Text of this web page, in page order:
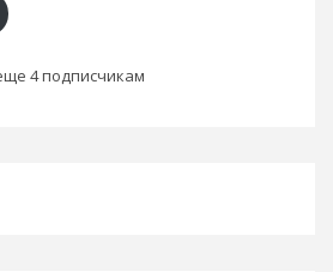
4 подписчикам